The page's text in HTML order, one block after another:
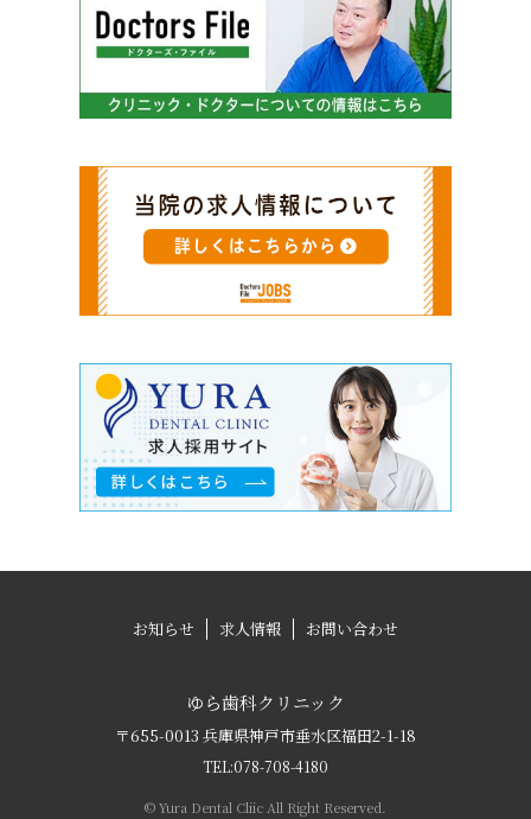
ゆら歯科クリニック
〒655-0013 兵庫県神戸市垂水区福田2-1-18
TEL:078-708-4180
© Yura Dental Cliic All Right Reserved.
お知らせ 求人情報 お問い合わせ